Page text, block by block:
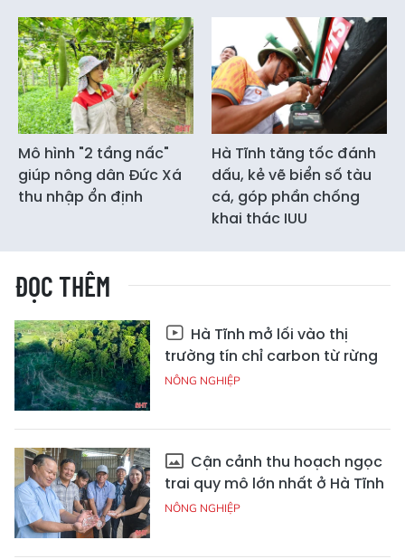
Mô hình "2 tầng nấc"
giúp nông dân Đức Xá
thu nhập ổn định
Hà Tĩnh tăng tốc đánh
dấu, kẻ vẽ biển số tàu
cá, góp phần chống
khai thác IUU
ĐỌC THÊM
Hà Tĩnh mở lối vào thị
trường tín chỉ carbon từ rừng
NÔNG NGHIỆP
Cận cảnh thu hoạch ngọc
trai quy mô lớn nhất ở Hà Tĩnh
NÔNG NGHIỆP